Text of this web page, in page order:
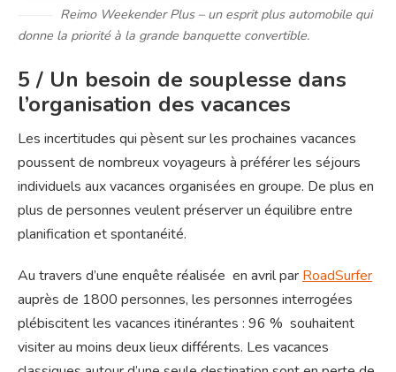
Reimo Weekender Plus – un esprit plus automobile qui
donne la priorité à la grande banquette convertible.
5 / Un besoin de souplesse dans
l’organisation des vacances
Les incertitudes qui pèsent sur les prochaines vacances
poussent de nombreux voyageurs à préférer les séjours
individuels aux vacances organisées en groupe. De plus en
plus de personnes veulent préserver un équilibre entre
planification et spontanéité.
Au travers d’une enquête réalisée en avril par RoadSurfer
auprès de 1800 personnes, les personnes interrogées
plébiscitent les vacances itinérantes : 96 % souhaitent
visiter au moins deux lieux différents. Les vacances